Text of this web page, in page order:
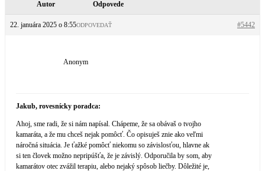
Autor Odpovede
22. januára 2025 o 8:55 #5442
ODPOVEDAŤ
Anonym
Jakub, rovesnícky poradca:
Ahoj, sme radi, že si nám napísal. Chápeme, že sa obávaš o tvojho
kamaráta, a že mu chceš nejak pomôcť. Čo opisuješ znie ako veľmi
náročná situácia. Je ťažké pomôcť niekomu so závislosťou, hlavne ak
si ten človek možno nepripúšťa, že je závislý. Odporučila by som, aby
kamarátov otec zvážil terapiu, alebo nejaký spôsob liečby. Dôležité je,